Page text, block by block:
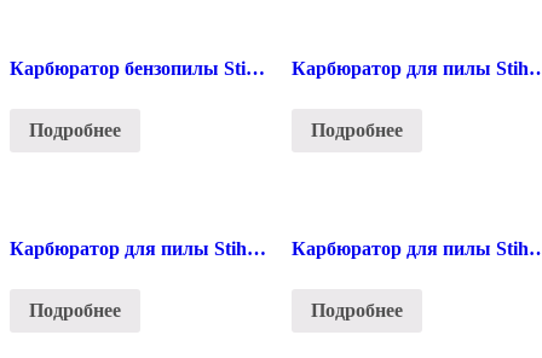
Карбюратор бензопилы Stihl M 440
Подробнее
Карбюратор
Подробнее
Карбюратор для пилы Stihl 210/230/250
Подробнее
Карбюратор для
Подробнее